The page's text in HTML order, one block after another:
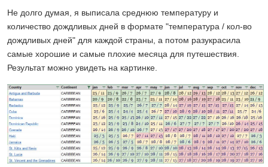
Не долго думая, я выписала среднюю температуру и
количество дождливых дней в формате "температура / кол-во
дождливых дней" для каждой страны, а потом разукрасила
самые хорошие и самые плохие месяца для путешествия.
Результат можно увидеть на картинке.